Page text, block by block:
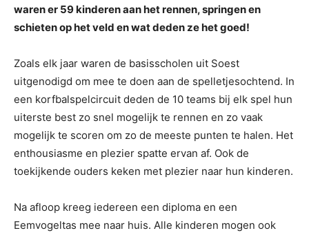
waren er 59 kinderen aan het rennen, springen en
schieten op het veld en wat deden ze het goed!
Zoals elk jaar waren de basisscholen uit Soest
uitgenodigd om mee te doen aan de spelletjesochtend. In
een korfbalspelcircuit deden de 10 teams bij elk spel hun
uiterste best zo snel mogelijk te rennen en zo vaak
mogelijk te scoren om zo de meeste punten te halen. Het
enthousiasme en plezier spatte ervan af. Ook de
toekijkende ouders keken met plezier naar hun kinderen.
Na afloop kreeg iedereen een diploma en een
Eemvogeltas mee naar huis. Alle kinderen mogen ook